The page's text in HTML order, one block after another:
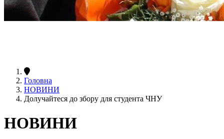
Головна
НОВИНИ
Долучайтеся до збору для студента ЧНУ
НОВИНИ